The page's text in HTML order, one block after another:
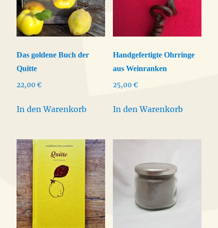
Das goldene Buch der
Quitte
22,00€
In den Warenkorb
Handgefertigte Ohrringe
aus Weinranken
25,00 €
In den Warenkorb